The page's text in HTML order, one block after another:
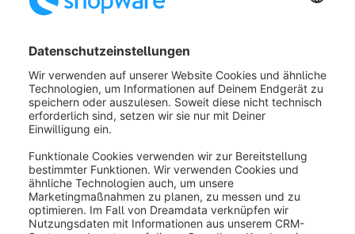
Versandkostenrabatts ermöglichen zu können.
100 EUR Wert 100% Rabatt.
Wichtig ist hier, dass in den höherwertigen Rabatten
unter den Bedingungen bei "Nicht kombinieren mit" ein
Ausschluss erfolgt, und die Aktion mit dem höchsten
Rabatt die höchste Priorität erhält.
War dieser Artikel hilfreich?